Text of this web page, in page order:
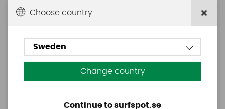
MysticChoose country
Sweden
Change country
Continue to surfspot.se